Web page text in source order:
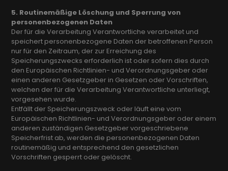
5. Routinemäßige Löschung und Sperrung von
personenbezogenen Daten
Der für die Verarbeitung Verantwortliche verarbeitet und
speichert personenbezogene Daten der betroffenen Person
nur für den Zeitraum, der zur Erreichung des
Speicherungszwecks erforderlich ist oder sofern dies durch
den Europäischen Richtlinien- und Verordnungsgeber oder
einen anderen Gesetzgeber in Gesetzen oder Vorschriften,
welchen der für die Verarbeitung Verantwortliche unterliegt,
vorgesehen wurde.
Entfällt der Speicherungszweck oder läuft eine vom
Europäischen Richtlinien- und Verordnungsgeber oder einem
anderen zuständigen Gesetzgeber vorgeschriebene
Speicherfrist ab, werden die personenbezogenen Daten
routinemäßig und entsprechend den gesetzlichen
Vorschriften gesperrt oder gelöscht.